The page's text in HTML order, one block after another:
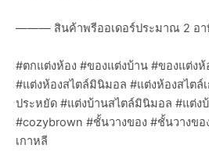
——— สินค้าพรีออเดอร์ประมาณ 2
#ตกแต่งห้อง #ของแต่งบ้าน #ของแต่ง
#แต่งห้องสไตล์มินิมอล #แต่งห้องสไตล์
ประหยัด #แต่งบ้านสไตล์มินิมอล #แต่ง
#cozybrown #ชั้นวางของ #ชั้นวางข
เกาหลี